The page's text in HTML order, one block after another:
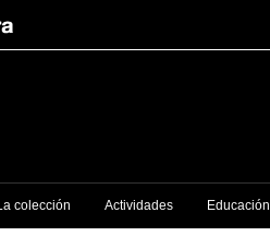
colección Actividades Educación